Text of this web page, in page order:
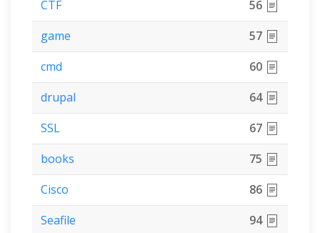
CTF
56
game
57
cmd
60
drupal
64
SSL
67
books
75
Cisco
86
Seafile
94